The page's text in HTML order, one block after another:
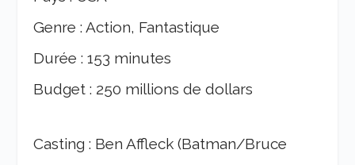
Genre : Action, Fantastique
Durée : 153 minutes
Budget : 250 millions de dollars
Casting : Ben Affleck (Batman/Bruce